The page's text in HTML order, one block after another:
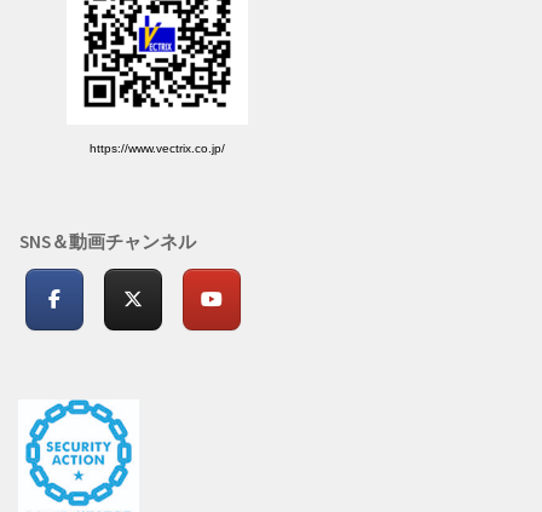
https://www.vectrix.co.jp/
SNS＆動画チャンネル